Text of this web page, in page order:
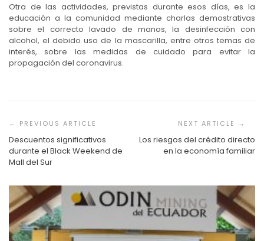
Otra de las actividades, previstas durante esos días, es la
educación a la comunidad mediante charlas demostrativas
sobre el correcto lavado de manos, la desinfección con
alcohol, el debido uso de la mascarilla, entre otros temas de
interés, sobre las medidas de cuidado para evitar la
propagación del coronavirus.
de
entradas
Descuentos significativos
durante el Black Weekend de
Mall del Sur
Los riesgos del crédito directo
en la economía familiar